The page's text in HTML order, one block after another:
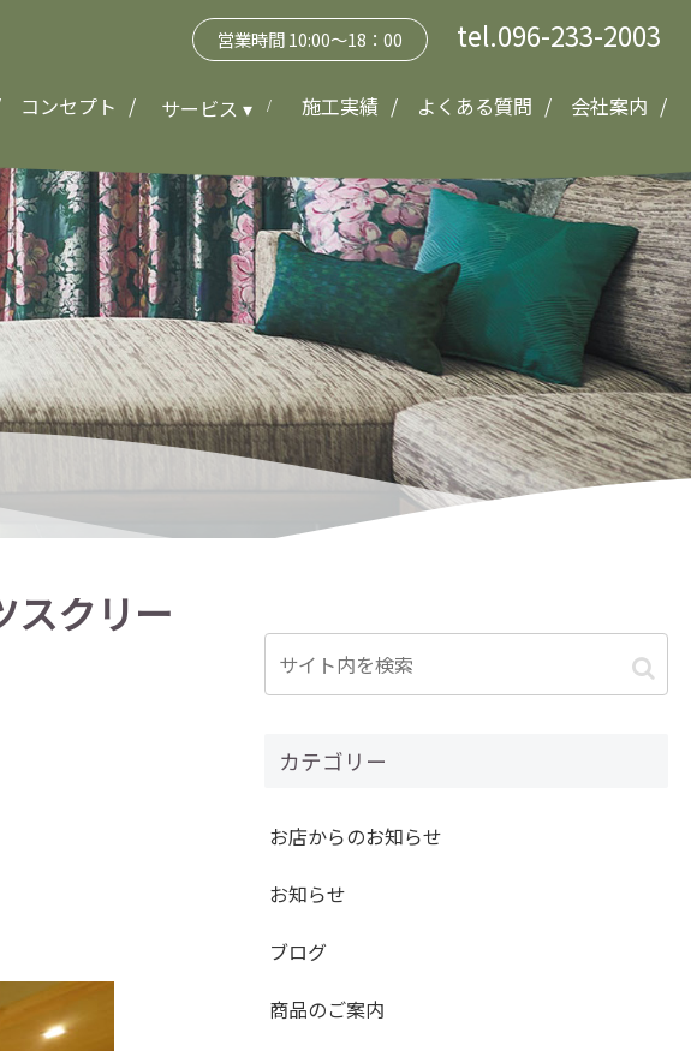
コンセプト サービス ▾ 施工実績 よくある質問 会社案内
営業時間 10:00～18：00 tel.096-233-2003
スクリー
カテゴリー
お店からのお知らせ
お知らせ
ブログ
商品のご案内